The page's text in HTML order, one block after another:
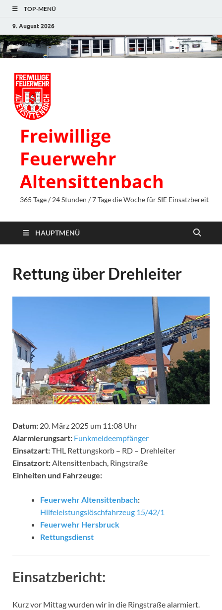
TOP-MENÜ
9. August 2026
Freiwillige
Feuerwehr
Altensittenbach
365 Tage / 24 Stunden / 7 Tage die Woche für SIE Einsatzbereit
HAUPTMENÜ
Rettung über Drehleiter
Datum: 20. März 2025 um 11:08 Uhr
Alarmierungsart: Funkmeldeempfänger
Einsatzart:THL Rettungskorb – RD – Drehleiter
Einsatzort:Altensittenbach, Ringstraße
Einheiten und Fahrzeuge:
Feuerwehr Altensittenbach:
Hilfeleistungslöschfahrzeug 15/42/1
Feuerwehr Hersbruck
Rettungsdienst
Einsatzbericht:
Kurz vor Mittag wurden wir in die Ringstraße alarmiert.